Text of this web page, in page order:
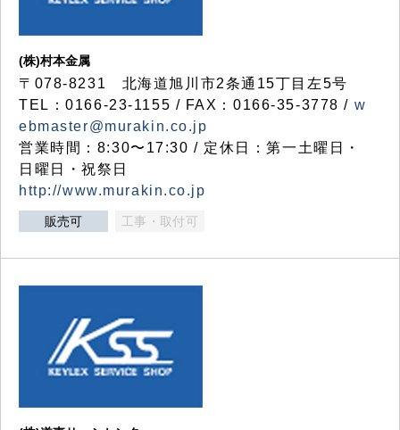
(株)村本金属
〒078-8231 北海道旭川市2条通15丁目左5号
TEL：0166-23-1155 / FAX：0166-35-3778 / w
ebmaster@murakin.co.jp
営業時間：8:30〜17:30 / 定休日：第一土曜日・
日曜日・祝祭日
http://www.murakin.co.jp
販売可 工事・取付可